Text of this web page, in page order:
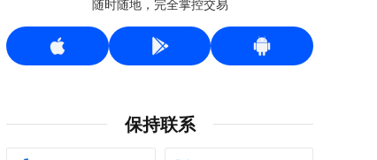
随时随地，完全掌控交易
保持联系